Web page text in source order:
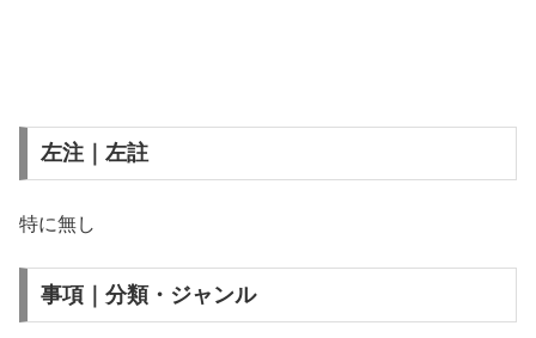
左注｜左註
特に無し
事項｜分類・ジャンル